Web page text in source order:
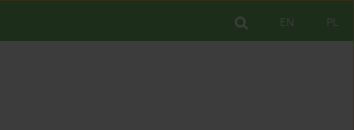
PL
EN